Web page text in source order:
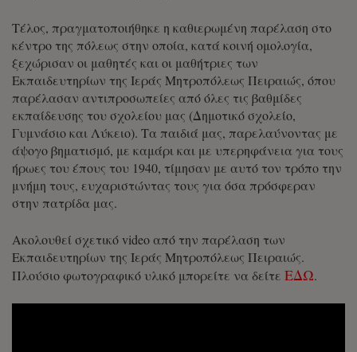
Τέλος, πραγματοποιήθηκε η καθιερωμένη παρέλαση στο
κέντρο της πόλεως στην οποία, κατά κοινή ομολογία,
ξεχώρισαν οι μαθητές και οι μαθήτριες των
Εκπαιδευτηρίων της Ιεράς Μητροπόλεως Πειραιώς, όπου
παρέλασαν αντιπροσωπείες από όλες τις βαθμίδες
εκπαίδευσης του σχολείου μας (Δημοτικό σχολείο,
Γυμνάσιο και Λύκειο). Τα παιδιά μας, παρελαύνοντας με
άψογο βηματισμό, με καμάρι και με υπερηφάνεια για τους
ήρωες του έπους του 1940, τίμησαν με αυτό τον τρόπο την
μνήμη τους, ευχαριστώντας τους για όσα πρόσφεραν
στην πατρίδα μας.
Ακολουθεί σχετικό video από την παρέλαση των
Εκπαιδευτηρίων της Ιεράς Μητροπόλεως Πειραιώς.
Πλούσιο φωτογραφικό υλικό μπορείτε να δείτε ΕΔΩ.